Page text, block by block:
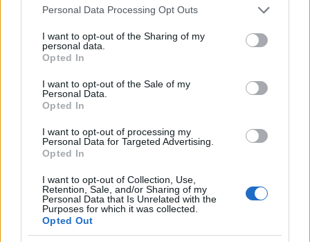
Please note that this website/app uses one or more Google
not limited to your visit or usage behaviour. You may click to
grant or deny consent to Google and its third-party tags to
use your data for below specified purposes in below Google
consent section.
Personal Data Processing Opt Outs
I want to opt-out of the Sharing of my
personal data.
Opted In
I want to opt-out of the Sale of my
Personal Data.
Opted In
I want to opt-out of processing my
Personal Data for Targeted Advertising.
Opted In
I want to opt-out of Collection, Use,
Retention, Sale, and/or Sharing of my
Personal Data that Is Unrelated with the
Purposes for which it was collected.
Opted Out
ritorno sul palco
Susanna Riva · 6 Ago 2026
NEWS